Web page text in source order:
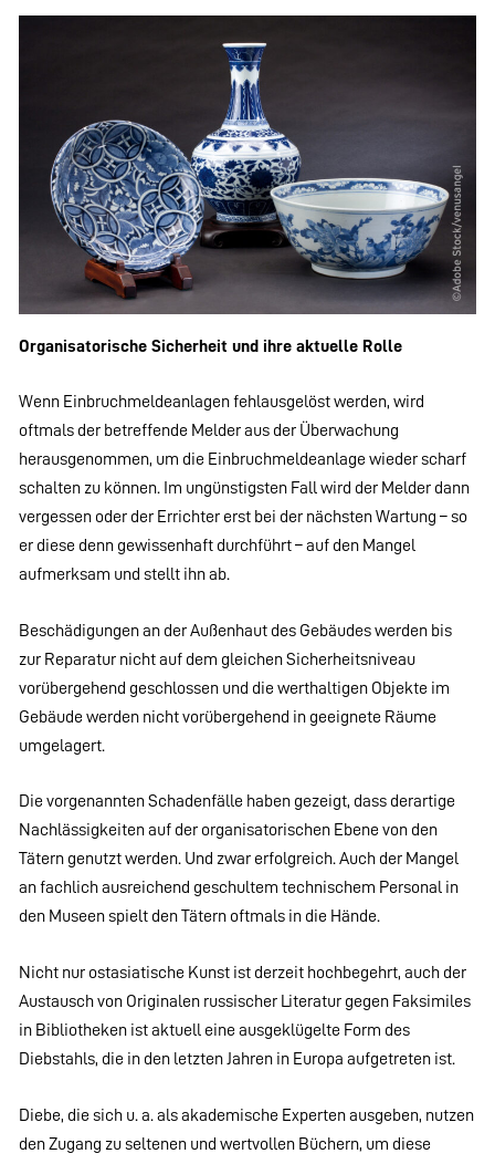
Organisatorische Sicherheit und ihre aktuelle Rolle
Wenn Einbruchmeldeanlagen fehlausgelöst werden, wird
oftmals der betreffende Melder aus der Überwachung
herausgenommen, um die Einbruchmeldeanlage wieder scharf
schalten zu können. Im ungünstigsten Fall wird der Melder dann
vergessen oder der Errichter erst bei der nächsten Wartung – so
er diese denn gewissenhaft durchführt – auf den Mangel
aufmerksam und stellt ihn ab.
Beschädigungen an der Außenhaut des Gebäudes werden bis
zur Reparatur nicht auf dem gleichen Sicherheitsniveau
vorübergehend geschlossen und die werthaltigen Objekte im
Gebäude werden nicht vorübergehend in geeignete Räume
umgelagert.
Die vorgenannten Schadenfälle haben gezeigt, dass derartige
Nachlässigkeiten auf der organisatorischen Ebene von den
Tätern genutzt werden. Und zwar erfolgreich. Auch der Mangel
an fachlich ausreichend geschultem technischem Personal in
den Museen spielt den Tätern oftmals in die Hände.
Nicht nur ostasiatische Kunst ist derzeit hochbegehrt, auch der
Austausch von Originalen russischer Literatur gegen Faksimiles
in Bibliotheken ist aktuell eine ausgeklügelte Form des
Diebstahls, die in den letzten Jahren in Europa aufgetreten ist.
Diebe, die sich u. a. als akademische Experten ausgeben, nutzen
den Zugang zu seltenen und wertvollen Büchern, um diese